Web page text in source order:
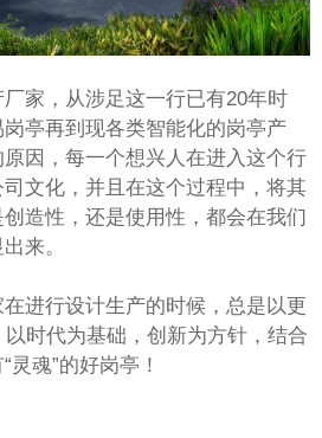
家，从涉足这一行已有20年时
亭再到现各类智能化的岗亭产
因，每一个想兴人在进入这个行
文化，并且在这个过程中，将其
造性，还是使用性，都会在我们
来。
在进行设计生产的时候，总是以更
时代为基础，创新为方针，结合
魂”的好岗亭！